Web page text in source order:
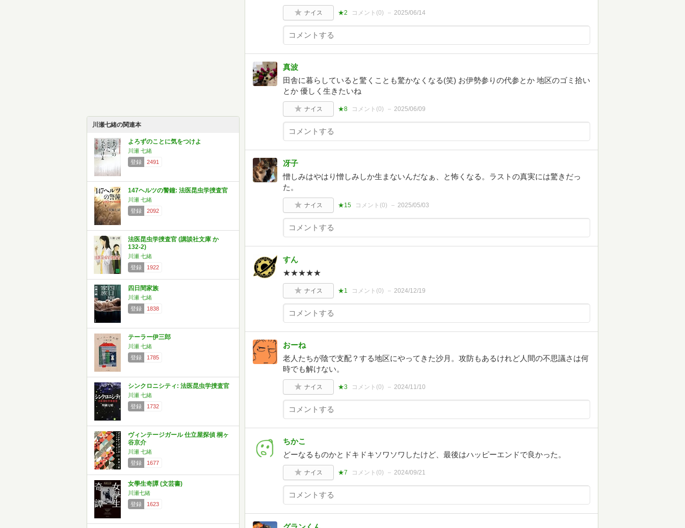
川瀬七緒の関連本
よろずのことに気をつけよ
川瀬 七緒
登録
2491
147ヘルツの警鐘: 法医昆虫学捜査官
川瀬 七緒
登録
2092
法医昆虫学捜査官 (講談社文庫 か
132-2)
川瀬 七緒
登録
1922
四日間家族
川瀬 七緒
登録
1838
テーラー伊三郎
川瀬 七緒
登録
1785
シンクロニシティ: 法医昆虫学捜査官
川瀬 七緒
登録
1732
ヴィンテージガール 仕立屋探偵 桐ヶ
谷京介
川瀬 七緒
登録
1677
女學生奇譚 (文芸書)
川瀬七緒
登録
1623
ナイス ★2 コメント(0) 2025/06/14
真波
田舎に暮らしていると驚くことも驚かなくなる(笑) お伊勢参りの代参とか 地区のゴミ拾い
とか 優しく生きたいね
ナイス ★8 コメント(0) 2025/06/09
冴子
憎しみはやはり憎しみしか生まないんだなぁ、と怖くなる。ラストの真実には驚きだっ
た。
ナイス ★15 コメント(0) 2025/05/03
すん
★★★★★
ナイス ★1 コメント(0) 2024/12/19
おーね
老人たちが陰で支配？する地区にやってきた沙月。攻防もあるけれど人間の不思議さは何
時でも解けない。
ナイス ★3 コメント(0) 2024/11/10
ちかこ
どーなるものかとドキドキソワソワしたけど、最後はハッピーエンドで良かった。
ナイス ★7 コメント(0) 2024/09/21